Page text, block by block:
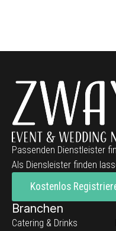
Passenden Dienstleister
Als Diensleister finden
Kostenlos
Branchen
Catering & Drinks